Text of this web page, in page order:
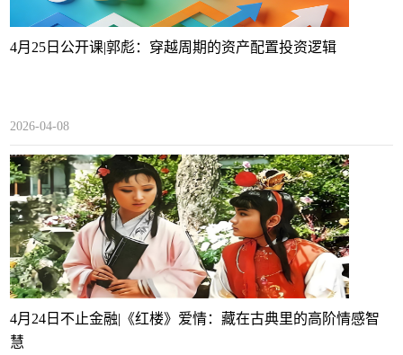
4月25日公开课|郭彪：穿越周期的资产配置投资逻辑
2026-04-08
4月24日不止金融|《红楼》爱情：藏在古典里的高阶情感智
慧